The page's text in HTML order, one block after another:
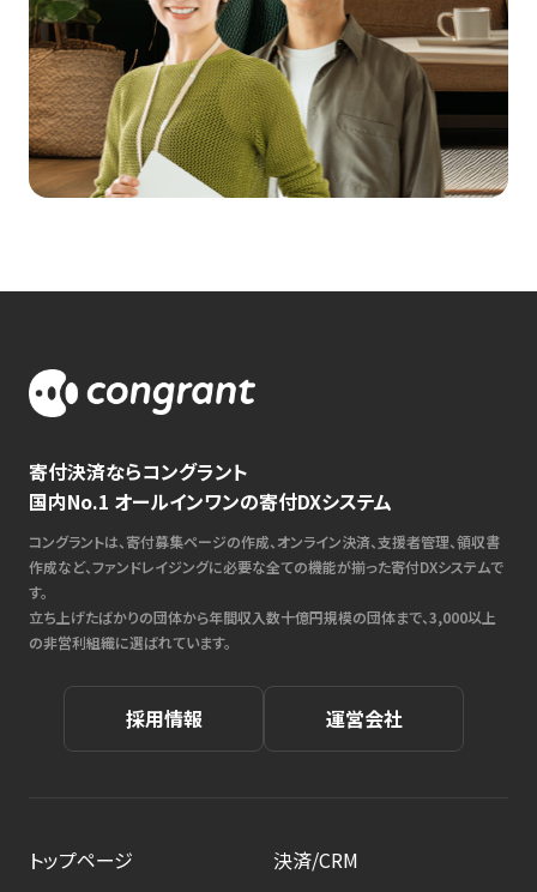
寄付決済ならコングラント
国内No.1 オールインワンの寄付DXシステム
コングラントは、寄付募集ページの作成、オンライン決済、支援者管理、領収書
作成など、ファンドレイジングに必要な全ての機能が揃った寄付DXシステムで
す。
立ち上げたばかりの団体から年間収入数十億円規模の団体まで、3,000以上
の非営利組織に選ばれています。
採用情報 運営会社
トップページ
決済/CRM